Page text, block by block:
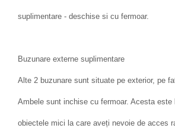
suplimentare - deschise si cu fermoar.
Buzunare externe suplimentare
Alte 2 buzunare sunt situate pe exterior, pe
Ambele sunt inchise cu fermoar. Acesta este
obiectele mici la care aveți nevoie de acces